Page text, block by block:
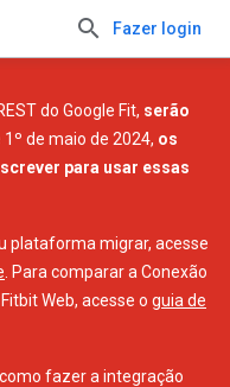
Fazer login
do Google Fit, serão
1º de maio de 2024, os
para usar essas
plataforma migrar, acesse
. Para comparar a Conexão
Web, acesse o guia de
fazer a integração